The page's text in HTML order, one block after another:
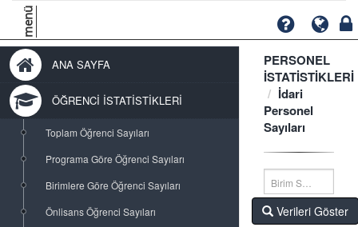
menü
ANA SAYFA
ÖĞRENCİ İSTATİSTİKLERİ
Toplam Öğrenci Sayıları
Programa Göre Öğrenci Sayıları
Birimlere Göre Öğrenci Sayıları
Önlisans Öğrenci Sayıları
PERSONEL
İSTATİSTİKLERİ
İdari
Personel
Sayıları
Verileri Göster